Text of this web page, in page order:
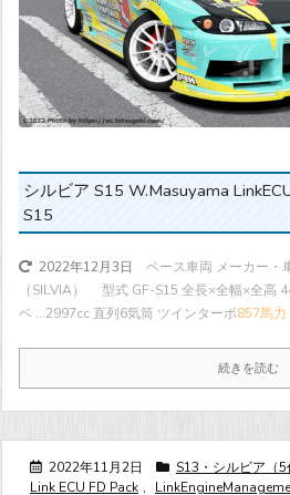
シルビア S15 W.Masuyama
S15
2022年12月3日
ベース車両 メーカー
（SILVIA） 型式 GF-S15 全長×全幅×全高
ベ ...2997cc 直列6気筒 ツインターボ857馬力
続きを読む
2022年11月2日 S13・シルビア（5
Link ECU FD Pack ,